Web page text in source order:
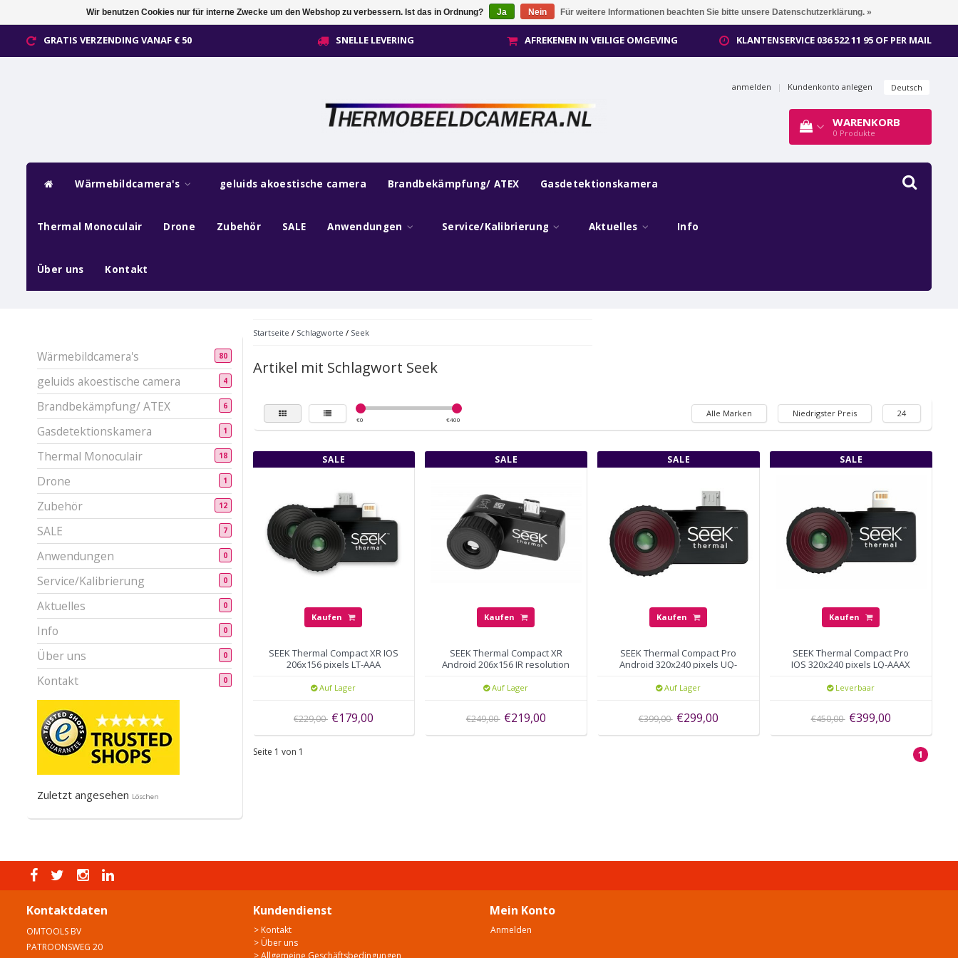
GRATIS VERZENDING VANAF € 50 SNELLE LEVERING AFREKENEN IN VEILIGE OMGEVING KLANTENSERVICE 036 522 11 95 OF PER MAIL
anmelden | Kundenkonto anlegen Deutsch
WARENKORB
0 Produkte
Wärmebildcamera's geluids akoestische camera Brandbekämpfung/ ATEX Gasdetektionskamera
Thermal Monoculair Drone Zubehör SALE Anwendungen Service/Kalibrierung Aktuelles Info
Über uns Kontakt
Wärmebildcamera's 80
geluids akoestische camera 4
Brandbekämpfung/ ATEX 6
Gasdetektionskamera 1
Thermal Monoculair 18
Drone 1
Zubehör 12
SALE 7
Anwendungen 0
Service/Kalibrierung 0
Aktuelles 0
Info 0
Über uns 0
Kontakt 0
Zuletzt angesehen Löschen
Startseite / Schlagworte / Seek
Artikel mit Schlagwort Seek
€0 €400
Alle Marken Niedrigster Preis 24
SALE
Kaufen
SEEK Thermal Compact XR IOS
206x156 pixels LT-AAA
Auf Lager
€229,00 €179,00
SALE
Kaufen
SEEK Thermal Compact XR
Android 206x156 IR resolution
Auf Lager
€249,00 €219,00
SALE
Kaufen
SEEK Thermal Compact Pro
Android 320x240 pixels UQ-
Auf Lager
€399,00 €299,00
SALE
Kaufen
SEEK Thermal Compact Pro
IOS 320x240 pixels LQ-AAAX
Leverbaar
€450,00 €399,00
Seite 1 von 1 1
Kontaktdaten
OMTOOLS BV
PATROONSWEG 20
Kundendienst
> Kontakt
> Über uns
> Allgemeine Geschäftsbedingungen
Mein Konto
Anmelden
Wir benutzen Cookies nur für interne Zwecke um den Webshop zu verbessern. Ist das in Ordnung? Ja Nein Für weitere Informationen beachten Sie bitte unsere Datenschutzerklärung. »